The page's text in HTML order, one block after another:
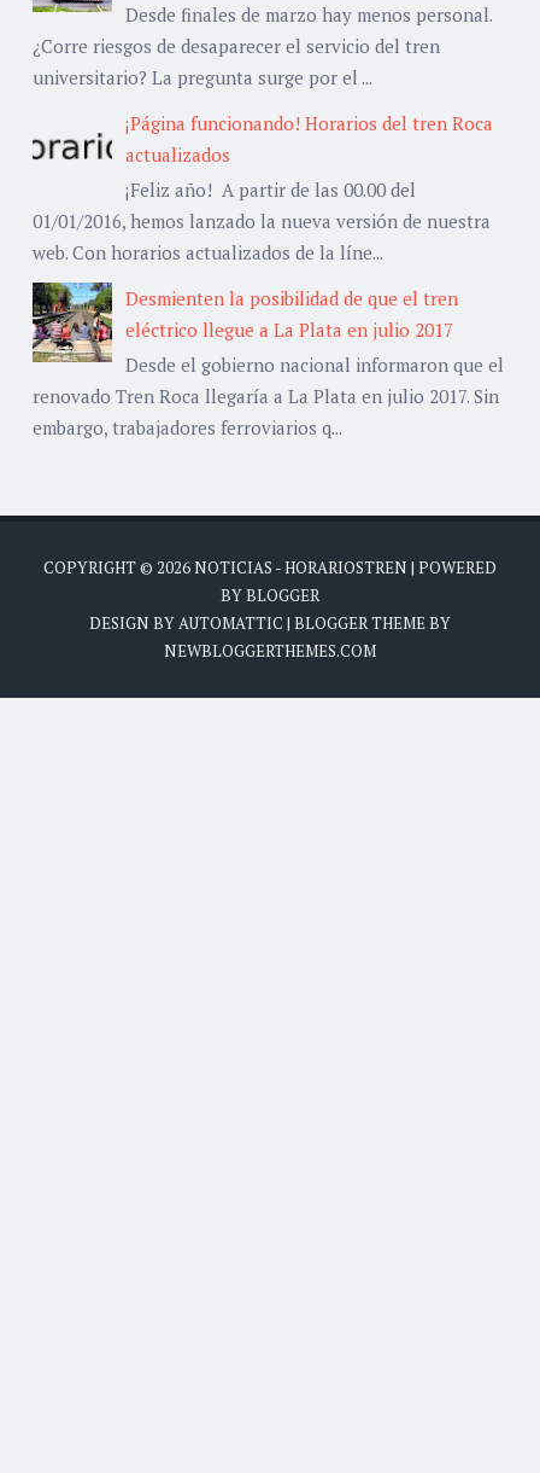
Desde finales de marzo hay menos personal.
¿Corre riesgos de desaparecer el servicio del tren
universitario? La pregunta surge por el ...
¡Página funcionando! Horarios del tren Roca
actualizados
¡Feliz año! A partir de las 00.00 del
01/01/2016, hemos lanzado la nueva versión de nuestra
web. Con horarios actualizados de la líne...
Desmienten la posibilidad de que el tren
eléctrico llegue a La Plata en julio 2017
Desde el gobierno nacional informaron que el
renovado Tren Roca llegaría a La Plata en julio 2017. Sin
embargo, trabajadores ferroviarios q...
COPYRIGHT © 2026NOTICIAS - HORARIOSTREN | POWERED
BYBLOGGER
DESIGN BYAUTOMATTIC | BLOGGER THEME BY
NEWBLOGGERTHEMES.COM